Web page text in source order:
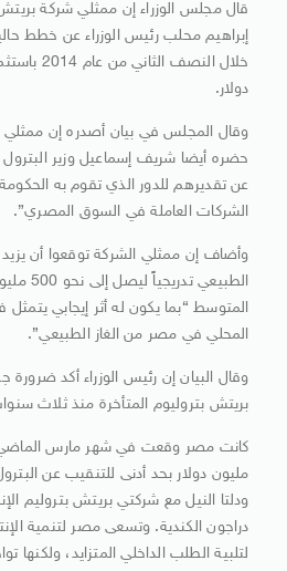
قال مجلس الوزراء إن ممثلي شركة
إبراهيم محلب رئيس الوزراء عن خطط حالية
دولار.
وقال المجلس في بيان أصدره إن ممثلي
حضره أيضا شريف إسماعيل وزير البترول
عن تقديرهم للدور الذي تقوم به
الشركات العاملة في السوق المصري”.
وأضاف إن ممثلي الشركة توقعوا أن يزيد
الطبيعي
المتوسط “بما يكون له أثر إيجابي
المحلي في مصر من الغاز الطبيعي”.
وقال البيان إن رئيس الوزراء أكد
بريتش بتروليوم المتأخرة منذ ثلاث
مليون دولار بحد أدنى للتنقيب عن
ودلتا النيل مع شركتي بريتش بتروليم
دراجون الكندية. وتسعى مصر لتنمية
لتلبية الطلب الداخلي المتزايد،